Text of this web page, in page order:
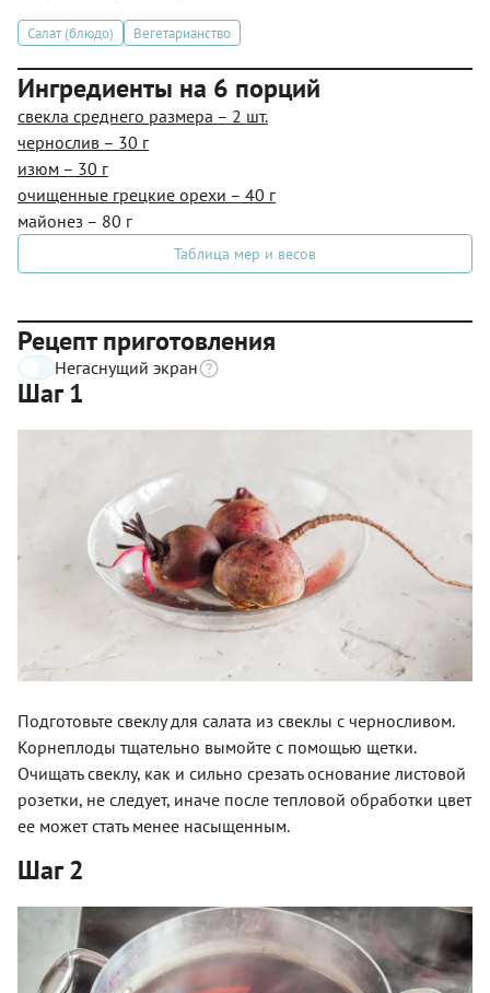
Салат (блюдо) Вегетарианство
Ингредиенты на 6 порций
свекла среднего размера – 2 шт.
чернослив – 30 г
изюм – 30 г
очищенные грецкие орехи – 40 г
майонез – 80 г
Таблица мер и весов
Рецепт приготовления
Негаснущий экран
Шаг 1
Подготовьте свеклу для салата из свеклы с черносливом.
Корнеплоды тщательно вымойте с помощью щетки.
Очищать свеклу, как и сильно срезать основание листовой
розетки, не следует, иначе после тепловой обработки цвет
ее может стать менее насыщенным.
Шаг 2